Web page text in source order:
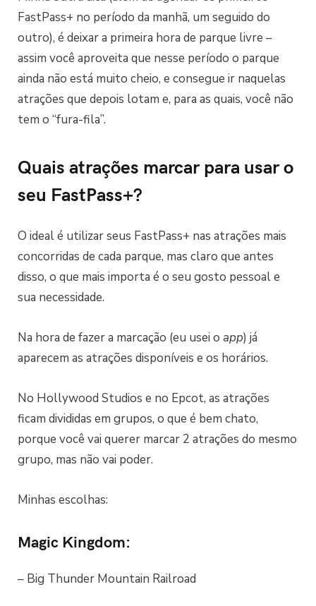
FastPass+ no período da manhã, um seguido do
outro), é deixar a primeira hora de parque livre –
assim você aproveita que nesse período o parque
ainda não está muito cheio, e consegue ir naquelas
atrações que depois lotam e, para as quais, você não
tem o “fura-fila”.
Quais atrações marcar para usar o
seu FastPass+?
O ideal é utilizar seus FastPass+ nas atrações mais
concorridas de cada parque, mas claro que antes
disso, o que mais importa é o seu gosto pessoal e
sua necessidade.
Na hora de fazer a marcação (eu usei o app) já
aparecem as atrações disponíveis e os horários.
No Hollywood Studios e no Epcot, as atrações
ficam divididas em grupos, o que é bem chato,
porque você vai querer marcar 2 atrações do mesmo
grupo, mas não vai poder.
Minhas escolhas:
Magic Kingdom:
– Big Thunder Mountain Railroad